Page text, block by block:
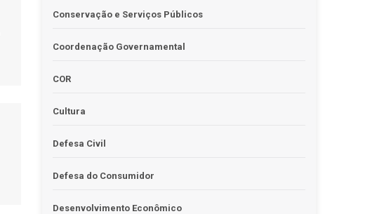
Conservação e Serviços Públicos
Coordenação Governamental
COR
Cultura
Defesa Civil
Defesa do Consumidor
Desenvolvimento Econômico